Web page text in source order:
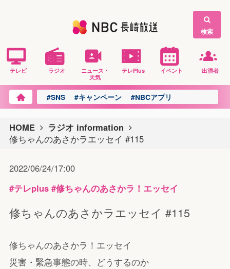
検索
テレビ ラジオ
ニュース・
天気
テレPlus イベント 出演者
#SNS #キャンペーン #NBCアプリ
HOME
ラジオ information
修ちゃんのあさかラエッセイ #115
2022/06/24/17:00
#テレplus #修ちゃんのあさかラ！エッセイ
修ちゃんのあさかラエッセイ #115
修ちゃんのあさかラ！エッセイ
災害・緊急事態の時、どうするのか